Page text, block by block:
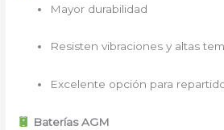
Mayor durabilidad
Resisten vibraciones y altas
Excelente opción para
Baterías AGM